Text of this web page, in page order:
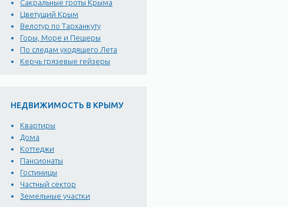
Сакральные гроты Крыма
Цветущий Крым
Велотур по Тарханкуту
Горы, Море и Пещеры
По следам уходящего Лета
Керчь грязевые гейзеры
НЕДВИЖИМОСТЬ В КРЫМУ
Квартиры
Дома
Коттеджи
Пансионаты
Гостиницы
Частный сектор
Земельные участки